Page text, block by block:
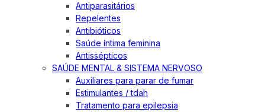
Antiparasitários
Repelentes
Antibióticos
Saúde íntima feminina
Antissépticos
SAÚDE MENTAL & SISTEMA NERVOSO
Auxiliares para parar de fumar
Estimulantes / tdah
Tratamento para epilepsia